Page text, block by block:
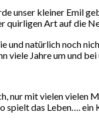
kleiner Emil
quirligen Art auf die
und natürlich noch
viele Jahre um und bei
nur mit vielen vielen
spielt das Leben….